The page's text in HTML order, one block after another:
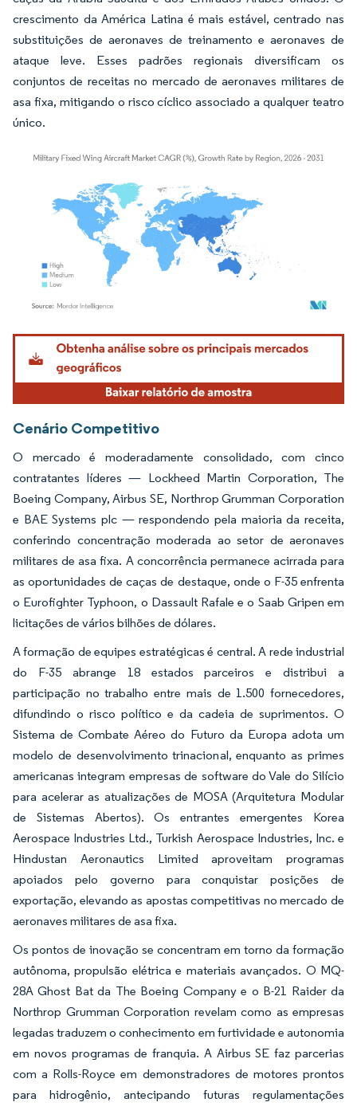
crescimento da América Latina é mais estável, centrado nas
substituições de aeronaves de treinamento e aeronaves de
ataque leve. Esses padrões regionais diversificam os
conjuntos de receitas no mercado de aeronaves militares de
asa fixa, mitigando o risco cíclico associado a qualquer teatro
único.
Imagem © Mordor Intelligence. O reuso requer atribuição conforme CC BY 4.0.
Cenário Competitivo
O mercado é moderadamente consolidado, com cinco
contratantes líderes — Lockheed Martin Corporation, The
Boeing Company, Airbus SE, Northrop Grumman Corporation
e BAE Systems plc — respondendo pela maioria da receita,
conferindo concentração moderada ao setor de aeronaves
militares de asa fixa. A concorrência permanece acirrada para
as oportunidades de caças de destaque, onde o F-35 enfrenta
o Eurofighter Typhoon, o Dassault Rafale e o Saab Gripen em
licitações de vários bilhões de dólares.
A formação de equipes estratégicas é central. A rede industrial
do F-35 abrange 18 estados parceiros e distribui a
participação no trabalho entre mais de 1.500 fornecedores,
difundindo o risco político e da cadeia de suprimentos. O
Sistema de Combate Aéreo do Futuro da Europa adota um
modelo de desenvolvimento trinacional, enquanto as primes
americanas integram empresas de software do Vale do Silício
para acelerar as atualizações de MOSA (Arquitetura Modular
de Sistemas Abertos). Os entrantes emergentes Korea
Aerospace Industries Ltd., Turkish Aerospace Industries, Inc. e
Hindustan Aeronautics Limited aproveitam programas
apoiados pelo governo para conquistar posições de
exportação, elevando as apostas competitivas no mercado de
aeronaves militares de asa fixa.
Os pontos de inovação se concentram em torno da formação
autônoma, propulsão elétrica e materiais avançados. O MQ-
28A Ghost Bat da The Boeing Company e o B-21 Raider da
Northrop Grumman Corporation revelam como as empresas
legadas traduzem o conhecimento em furtividade e autonomia
em novos programas de franquia. A Airbus SE faz parcerias
com a Rolls-Royce em demonstradores de motores prontos
para hidrogênio, antecipando futuras regulamentações